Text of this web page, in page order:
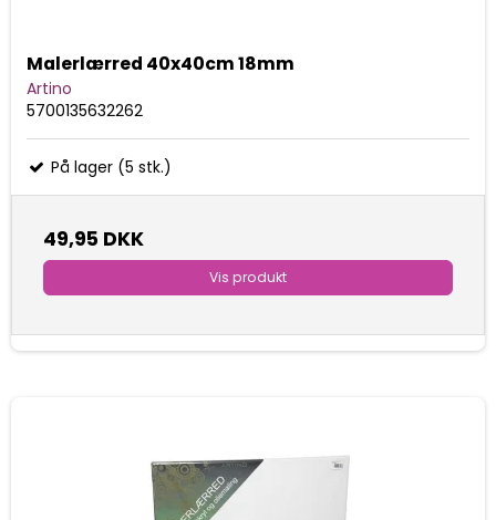
Malerlærred 40x40cm 18mm
Artino
5700135632262
På lager (5 stk.)
49,95 DKK
Vis produkt